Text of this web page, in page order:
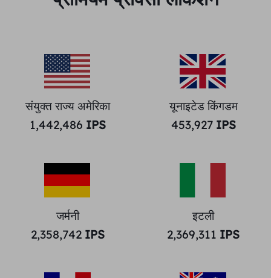
संयुक्त राज्य अमेरिका
1,442,486 IPS
यूनाइटेड किंगडम
453,927IPS
जर्मनी
2,358,742 IPS
इटली
2,369,311 IPS